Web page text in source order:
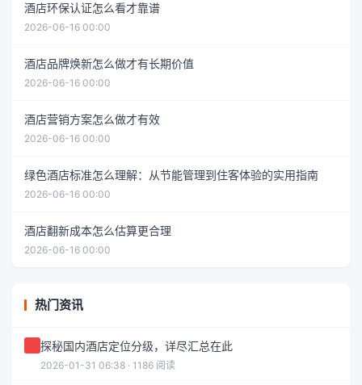
酒店环保认证怎么看才靠谱
2026-06-16 00:00
酒店品牌焕新怎么做才有长期价值
2026-06-16 00:00
酒店营销方案怎么做才有效
2026-06-16 00:00
绿色酒店标准怎么理解：从节能管理到住客体验的实用指南
2026-06-16 00:00
酒店翻新成本怎么估算更合理
2026-06-16 00:00
热门资讯
探秘国内酒店定位分级，详尽汇总在此
2026-01-31 06:38 · 1186 阅读